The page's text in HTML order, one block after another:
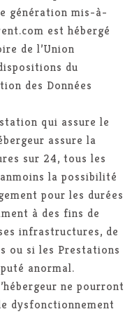
génération mis-à-
est hébergé
de l’Union
du
des Données
qui assure le
assure la
sur 24, tous les
la possibilité
pour les durées
à des fins de
infrastructures, de
ou si les Prestations
anormal.
ne pourront
dysfonctionnement